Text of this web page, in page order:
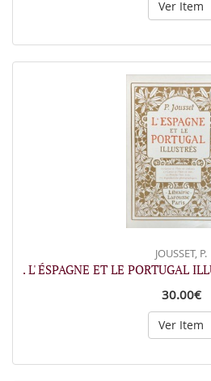
Ver Item
JOUSSET, P.
. L' ÉSPAGNE ET LE PORTUGAL
30.00€
Ver Item